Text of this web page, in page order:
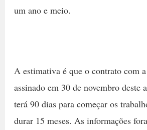
um ano e meio.
A estimativa é que o contrato com
assinado em 30 de novembro deste
terá 90 dias para começar os
durar 15 meses. As informações